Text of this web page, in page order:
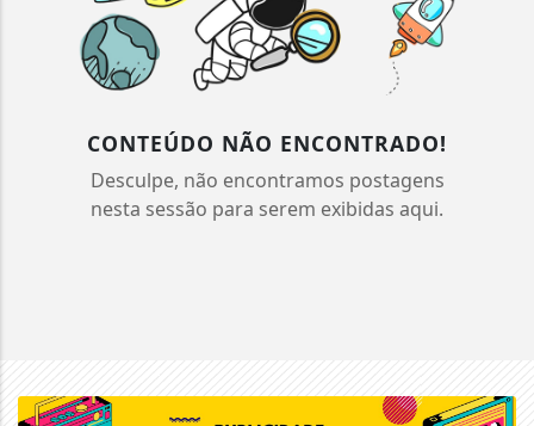
CONTEÚDO NÃO ENCONTRADO!
Desculpe, não encontramos postagens
nesta sessão para serem exibidas aqui.